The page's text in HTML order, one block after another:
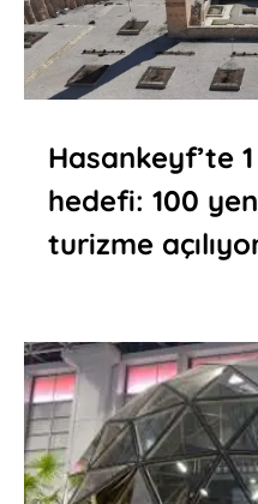
Hasankeyf’te
hedefi: 100
turizme